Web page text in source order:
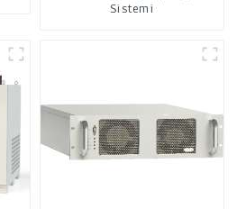
Sistemi